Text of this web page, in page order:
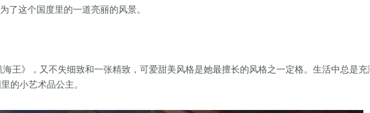
了这个国度里的一道亮丽的风景。
王》，又不失细致和一张精致，可爱甜美风格是她最擅长的风格之一定格。生活中总是充
的小艺术品公主。